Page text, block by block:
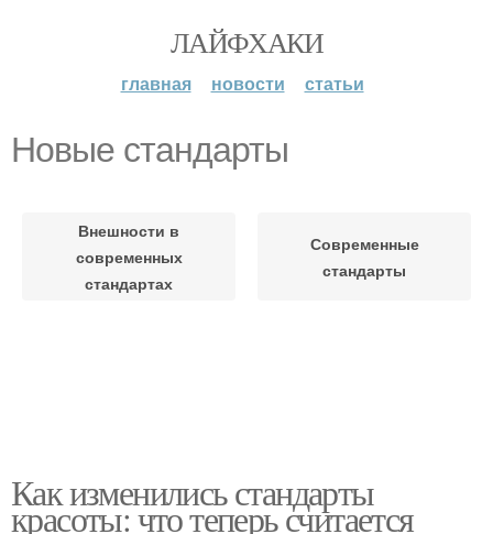
ЛАЙФХАКИ
главная новости статьи
Новые стандарты
Внешности в
современных
стандартах
Современные
стандарты
Как изменились стандарты
красоты: что теперь считается